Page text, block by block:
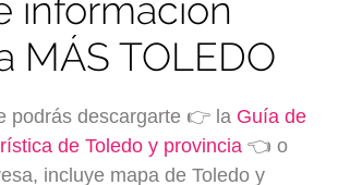
información
MÁS TOLEDO
podrás descargarte 👉 la Guía de
de Toledo y provincia 👈 o
incluye mapa de Toledo y